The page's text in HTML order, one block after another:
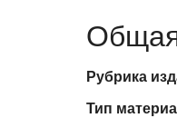
Рубрика
Тип